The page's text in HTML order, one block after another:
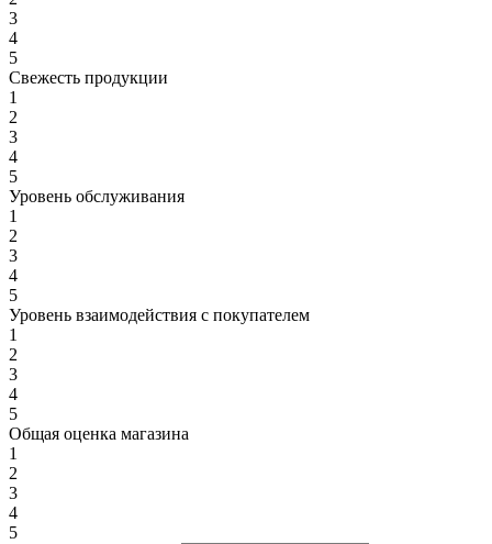
3
4
5
Свежесть продукции
1
2
3
4
5
Уровень обслуживания
1
2
3
4
5
Уровень взаимодействия с покупателем
1
2
3
4
5
Общая оценка магазина
1
2
3
4
5